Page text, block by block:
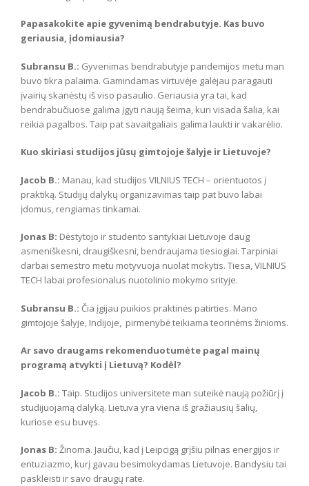
Papasakokite apie gyvenimą bendrabutyje. Kas buvo
geriausia, įdomiausia?
Subransu B.: Gyvenimas bendrabutyje pandemijos metu man
buvo tikra palaima. Gamindamas virtuvėje galėjau paragauti
įvairių skanėstų iš viso pasaulio. Geriausia yra tai, kad
bendrabučiuose galima įgyti naują šeima, kuri visada šalia, kai
reikia pagalbos. Taip pat savaitgaliais galima laukti ir vakarėlio.
Kuo skiriasi studijos jūsų gimtojoje šalyje ir Lietuvoje?
Jacob B.: Manau, kad studijos VILNIUS TECH – orientuotos į
praktiką. Studijų dalykų organizavimas taip pat buvo labai
įdomus, rengiamas tinkamai.
Jonas B: Dėstytojo ir studento santykiai Lietuvoje daug
asmeniškesni, draugiškesni, bendraujama tiesiogiai. Tarpiniai
darbai semestro metu motyvuoja nuolat mokytis. Tiesa, VILNIUS
TECH labai profesionalus nuotolinio mokymo srityje.
Subransu B.: Čia įgijau puikios praktinės patirties. Mano
gimtojoje šalyje, Indijoje, pirmenybė teikiama teorinėms žinioms.
Ar savo draugams rekomenduotumėte pagal mainų
programą atvykti į Lietuvą? Kodėl?
Jacob B.: Taip. Studijos universitete man suteikė naują požiūrį į
studijuojamą dalyką. Lietuva yra viena iš gražiausių šalių,
kuriose esu buvęs.
Jonas B: Žinoma. Jaučiu, kad į Leipcigą grįšiu pilnas energijos ir
entuziazmo, kurį gavau besimokydamas Lietuvoje. Bandysiu tai
paskleisti ir savo draugų rate.